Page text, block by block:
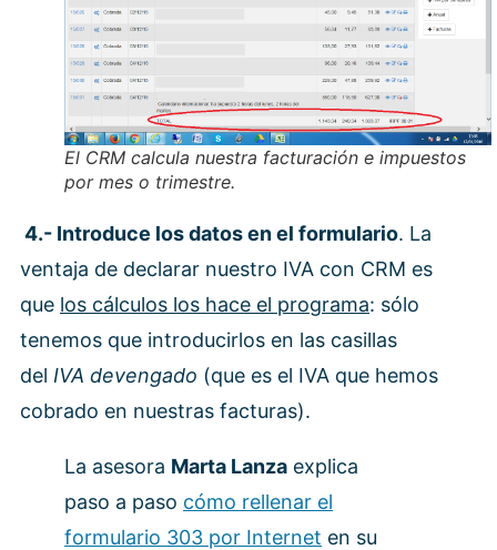
El CRM calcula nuestra facturación e impuestos
por mes o trimestre.
4.- Introduce los datos en el formulario. La
ventaja de declarar nuestro IVA con CRM es
que los cálculos los hace el programa: sólo
tenemos que introducirlos en las casillas
del IVA devengado (que es el IVA que hemos
cobrado en nuestras facturas).
La asesora Marta Lanza explica
paso a paso cómo rellenar el
formulario 303 por Internet en su